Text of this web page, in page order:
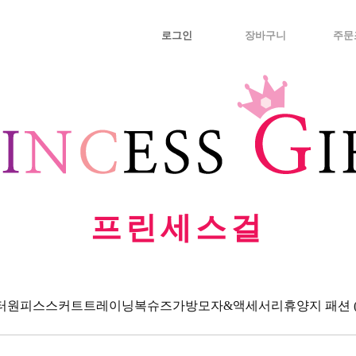
로그인 장바구니 주문
프린세스걸
원피스스커트 트레이닝복슈즈가방모자&액세서리 휴양지 패션